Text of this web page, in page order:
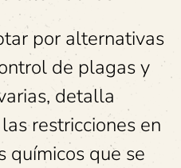
por alternativas
de plagas y
detalla
restricciones en
químicos que se